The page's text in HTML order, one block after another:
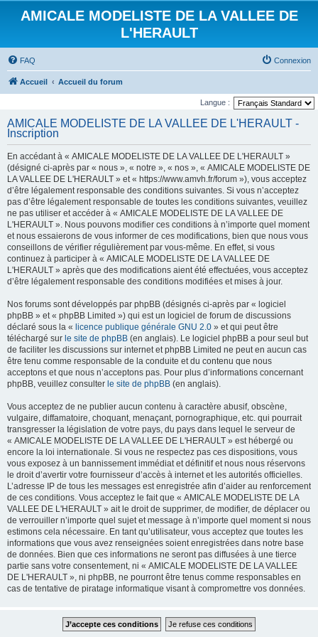
AMICALE MODELISTE DE LA VALLEE DE
L'HERAULT
FAQ Connexion
Accueil Accueil du forum
Langue :
AMICALE MODELISTE DE LA VALLEE DE L'HERAULT -
Inscription
En accédant à « AMICALE MODELISTE DE LA VALLEE DE L'HERAULT »
(désigné ci-après par « nous », « notre », « nos », « AMICALE MODELISTE DE
LA VALLEE DE L'HERAULT » et « https://www.amvh.fr/forum »), vous acceptez
d’être légalement responsable des conditions suivantes. Si vous n’acceptez
pas d’être légalement responsable de toutes les conditions suivantes, veuillez
ne pas utiliser et accéder à « AMICALE MODELISTE DE LA VALLEE DE
L'HERAULT ». Nous pouvons modifier ces conditions à n’importe quel moment
et nous essaierons de vous informer de ces modifications, bien que nous vous
conseillons de vérifier régulièrement par vous-même. En effet, si vous
continuez à participer à « AMICALE MODELISTE DE LA VALLEE DE
L'HERAULT » après que des modifications aient été effectuées, vous acceptez
d’être légalement responsable des conditions modifiées et mises à jour.
Nos forums sont développés par phpBB (désignés ci-après par « logiciel
phpBB » et « phpBB Limited ») qui est un logiciel de forum de discussions
déclaré sous la « licence publique générale GNU 2.0 » et qui peut être
téléchargé sur le site de phpBB (en anglais). Le logiciel phpBB a pour seul but
de faciliter les discussions sur internet et phpBB Limited ne peut en aucun cas
être tenu comme responsable de la conduite et du contenu que nous
acceptons et que nous n’acceptons pas. Pour plus d’informations concernant
phpBB, veuillez consulter le site de phpBB (en anglais).
Vous acceptez de ne publier aucun contenu à caractère abusif, obscène,
vulgaire, diffamatoire, choquant, menaçant, pornographique, etc. qui pourrait
transgresser la législation de votre pays, du pays dans lequel le serveur de
« AMICALE MODELISTE DE LA VALLEE DE L'HERAULT » est hébergé ou
encore la loi internationale. Si vous ne respectez pas ces dispositions, vous
vous exposez à un bannissement immédiat et définitif et nous nous réservons
le droit d’avertir votre fournisseur d’accès à internet et les autorités officielles.
L’adresse IP de tous les messages est enregistrée afin d’aider au renforcement
de ces conditions. Vous acceptez le fait que « AMICALE MODELISTE DE LA
VALLEE DE L'HERAULT » ait le droit de supprimer, de modifier, de déplacer ou
de verrouiller n’importe quel sujet et message à n’importe quel moment si nous
estimons cela nécessaire. En tant qu’utilisateur, vous acceptez que toutes les
informations que vous avez renseignées soient enregistrées dans notre base
de données. Bien que ces informations ne seront pas diffusées à une tierce
partie sans votre consentement, ni « AMICALE MODELISTE DE LA VALLEE
DE L'HERAULT », ni phpBB, ne pourront être tenus comme responsables en
cas de tentative de piratage informatique visant à compromettre vos données.